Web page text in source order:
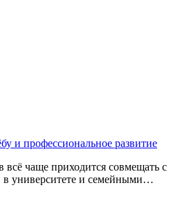
и профессиональное развитие
чаще приходится совмещать с
в университете и семейными…